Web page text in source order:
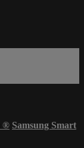
® Samsung Smart